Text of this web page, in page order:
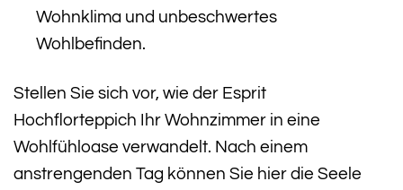
Wohnklima und unbeschwertes
Wohlbefinden.
Stellen Sie sich vor, wie der Esprit
Hochflorteppich Ihr Wohnzimmer in eine
Wohlfühloase verwandelt. Nach einem
anstrengenden Tag können Sie hier die Seele